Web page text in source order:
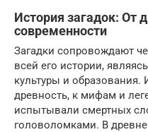
История загадок: От
современности
Загадки сопровождают
всей его истории,
культуры и образования.
древность, к мифам и
испытывали смертных
головоломками. В